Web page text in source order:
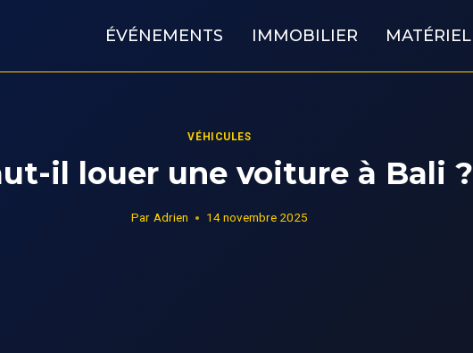
ÉVÉNEMENTS IMMOBILIER MATÉRIEL
VÉHICULES
il louer une voiture à Bali​ ?
Par Adrien 14 novembre 2025